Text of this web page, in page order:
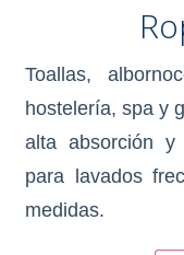
Toallas,
hostelería, spa y
alta absorción y
para lavados
medidas.